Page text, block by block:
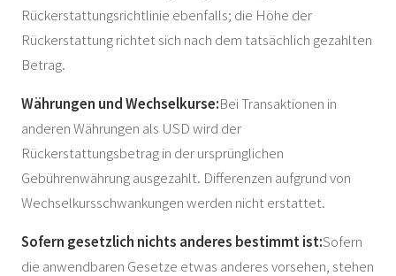
Rückerstattungsrichtlinie ebenfalls; die Höhe der
Rückerstattung richtet sich nach dem tatsächlich gezahlten
Betrag.
Währungen und Wechselkurse:Bei Transaktionen in
anderen Währungen als USD wird der
Rückerstattungsbetrag in der ursprünglichen
Gebührenwährung ausgezahlt. Differenzen aufgrund von
Wechselkursschwankungen werden nicht erstattet.
Sofern gesetzlich nichts anderes bestimmt ist:Sofern
die anwendbaren Gesetze etwas anderes vorsehen, stehen